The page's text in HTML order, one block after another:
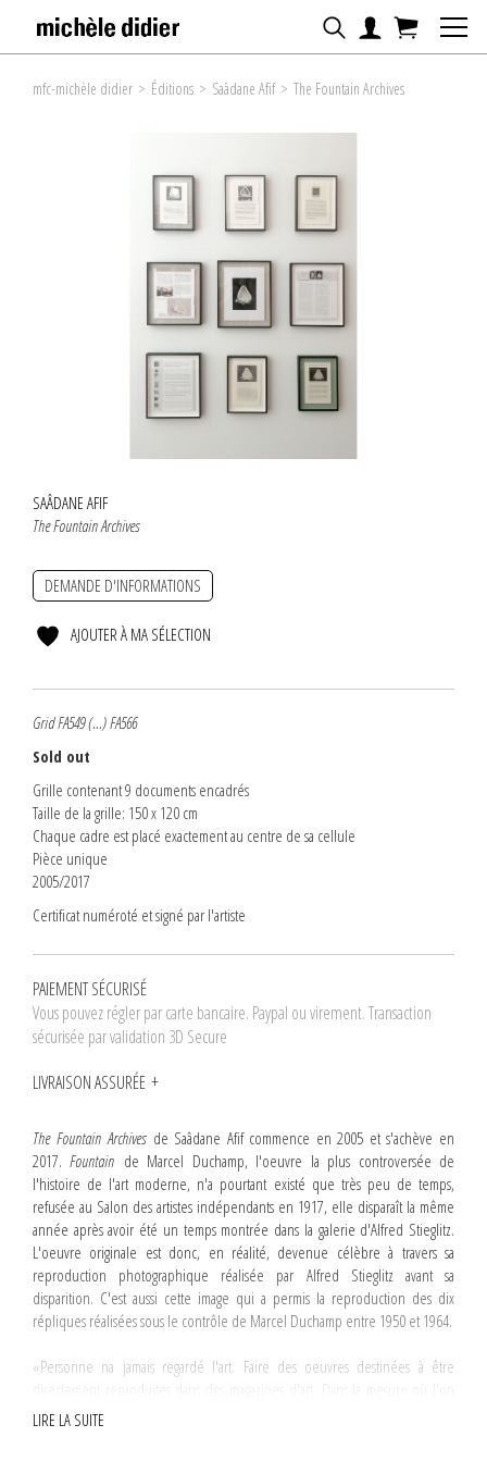
mfc-michèle didier > Éditions > Saâdane Afif > The Fountain Archives
SAÂDANE AFIF
The Fountain Archives
DEMANDE D'INFORMATIONS
AJOUTER À MA SÉLECTION
Grid FA549 (...) FA566
Sold out
Grille contenant 9 documents encadrés
Taille de la grille: 150 x 120 cm
Chaque cadre est placé exactement au centre de sa cellule
Pièce unique
2005/2017
Certificat numéroté et signé par l'artiste
PAIEMENT SÉCURISÉ
Vous pouvez régler par carte bancaire. Paypal ou virement. Transaction
sécurisée par validation 3D Secure
LIVRAISON ASSURÉE
The Fountain Archivesde Saâdane Afif commence en 2005 et s'achève en
2017.Fountain de Marcel Duchamp, l'oeuvre la plus controversée de
l'histoire de l'art moderne, n'a pourtant existé que très peu de temps,
refusée au Salon des artistes indépendants en 1917, elle disparaît la même
année après avoir été un temps montrée dans la galerie d'Alfred Stieglitz.
L'oeuvre originale est donc, en réalité, devenue célèbre à travers sa
reproduction photographique réalisée par Alfred Stieglitz avant sa
disparition. C'est aussi cette image qui a permis la reproduction des dix
répliques réalisées sous le contrôle de Marcel Duchamp entre 1950 et 1964.
«Personne na jamais regardé l'art. Faire des oeuvres destinées à être
connaît les oeuvres par leurs reproductions, il faudrait concevoir les oeuvres
LIRE LA SUITE